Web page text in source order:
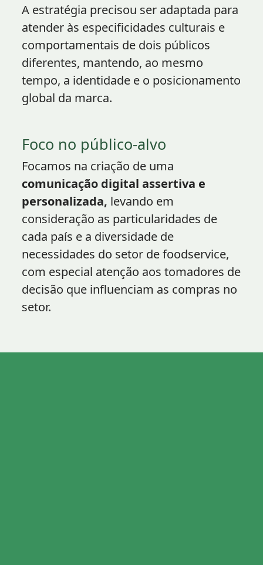
A estratégia precisou ser adaptada para
atender às especificidades culturais e
comportamentais de dois públicos
diferentes, mantendo, ao mesmo
tempo, a identidade e o posicionamento
global da marca.
Foco no público-alvo
Focamos na criação de uma
comunicação digital assertiva e
personalizada, levando em
consideração as particularidades de
cada país e a diversidade de
necessidades do setor de foodservice,
com especial atenção aos tomadores de
decisão que influenciam as compras no
setor.